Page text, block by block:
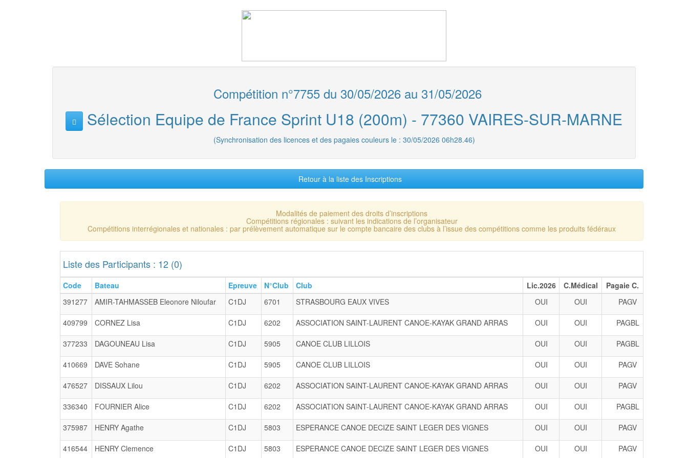
Compétition n°7755 du 30/05/2026 au 31/05/2026
Sélection Equipe de France Sprint U18 (200m) - 77360 VAIRES-SUR-MARNE
(Synchronisation des licences et des pagaies couleurs le : 30/05/2026 06h28.46)
Retour à la liste des Inscriptions
Modalités de paiement des droits d’inscriptions
Compétitions régionales : suivant les indications de l’organisateur
Compétitions interrégionales et nationales : par prélèvement automatique sur le compte bancaire des clubs à l’issue des compétitions comme les produits fédéraux
Liste des Participants : 12 (0)
Code Bateau Epreuve N°Club Club Lic.2026 C.Médical
Pagaie C.
391277
AMIR-TAHMASSEB Eleonore Niloufar C1DJ 6701 STRASBOURG EAUX VIVES OUI OUI PAGV
409799 CORNEZ Lisa C1DJ 6202 ASSOCIATION SAINT-LAURENT CANOE-KAYAK GRAND ARRAS OUI OUI PAGBL
377233 DAGOUNEAU Lisa C1DJ 5905 CANOE CLUB LILLOIS OUI OUI PAGBL
410669 DAVE Sohane C1DJ 5905 CANOE CLUB LILLOIS OUI OUI PAGV
476527 DISSAUX Lilou C1DJ 6202 ASSOCIATION SAINT-LAURENT CANOE-KAYAK GRAND ARRAS OUI OUI PAGV
336340 FOURNIER Alice C1DJ 6202 ASSOCIATION SAINT-LAURENT CANOE-KAYAK GRAND ARRAS OUI OUI PAGBL
375987 HENRY Agathe C1DJ 5803 ESPERANCE CANOE DECIZE SAINT LEGER DES VIGNES OUI OUI PAGV
416544 HENRY Clemence C1DJ 5803 ESPERANCE CANOE DECIZE SAINT LEGER DES VIGNES OUI OUI PAGV